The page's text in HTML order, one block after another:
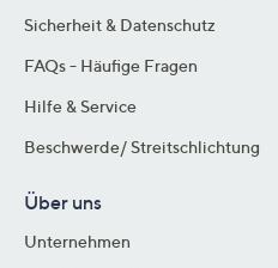
Sicherheit & Datenschutz
FAQs - Häufige Fragen
Hilfe & Service
Beschwerde/ Streitschlichtung
Über uns
Unternehmen